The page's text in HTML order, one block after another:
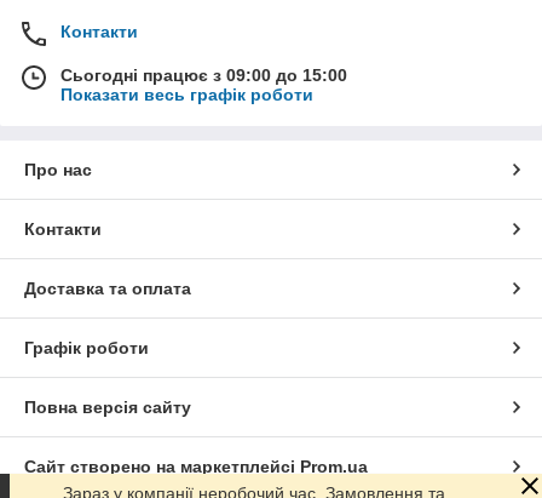
Контакти
Сьогодні працює з 09:00 до 15:00
Показати весь графік роботи
Про нас
Контакти
Доставка та оплата
Графік роботи
Повна версія сайту
Сайт створено на маркетплейсі Prom.ua
Зараз у компанії неробочий час. Замовлення та